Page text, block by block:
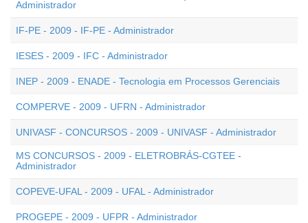
Administrador
IF-PE - 2009 - IF-PE - Administrador
IESES - 2009 - IFC - Administrador
INEP - 2009 - ENADE - Tecnologia em Processos Gerenciais
COMPERVE - 2009 - UFRN - Administrador
UNIVASF - CONCURSOS - 2009 - UNIVASF - Administrador
MS CONCURSOS - 2009 - ELETROBRÁS-CGTEE -
Administrador
COPEVE-UFAL - 2009 - UFAL - Administrador
PROGEPE - 2009 - UFPR - Administrador